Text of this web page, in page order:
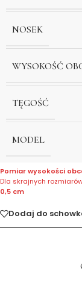
NOSEK
WYSOKOŚĆ
TĘGOŚĆ
MODEL
Pomiar wysokości
Dla skrajnych
0,5 cm
Dodaj do